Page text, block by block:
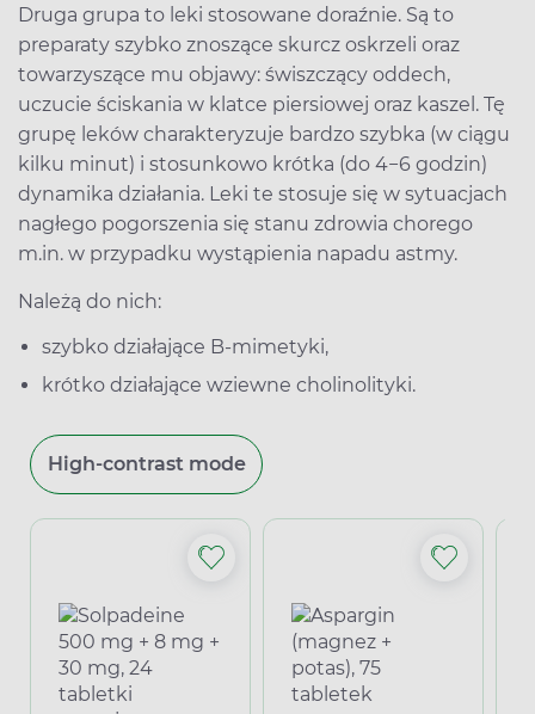
Druga grupa to leki stosowane doraźnie. Są to
preparaty szybko znoszące skurcz oskrzeli oraz
towarzyszące mu objawy: świszczący oddech,
uczucie ściskania w klatce piersiowej oraz kaszel. Tę
grupę leków charakteryzuje bardzo szybka (w ciągu
kilku minut) i stosunkowo krótka (do 4−6 godzin)
dynamika działania. Leki te stosuje się w sytuacjach
nagłego pogorszenia się stanu zdrowia chorego
m.in. w przypadku wystąpienia napadu astmy.
Należą do nich:
szybko działające B-mimetyki,
krótko działające wziewne cholinolityki.
High-contrast mode